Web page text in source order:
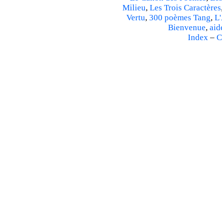
Milieu, Les Trois Caractères
Vertu, 300 poèmes Tang,
Bienvenue,
Index–